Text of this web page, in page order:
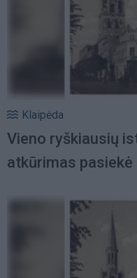
Klaipėda
Vieno ryškiausių
atkūrimas pasiekė